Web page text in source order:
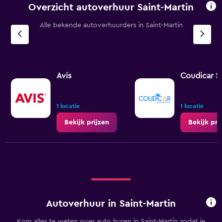
Overzicht autoverhuur Saint-Martin
Alle bekende autoverhuurders in Saint-Martin
Avis
1 locatie
Bekijk prijzen
Coudicar
1 locatie
Bekijk
Autoverhuur in Saint-Martin